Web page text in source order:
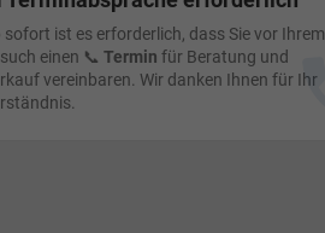
sofort ist es erforderlich, dass Sie vor Ihrem
einen 📞Termin für Beratung und
vereinbaren. Wir danken Ihnen für Ihr